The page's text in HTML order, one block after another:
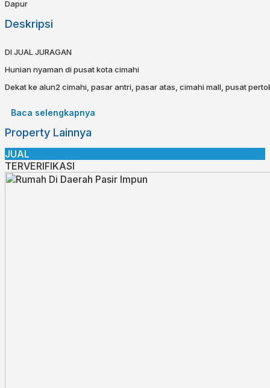
Dapur
Deskripsi
DI JUAL JURAGAN
Hunian nyaman di pusat kota cimahi
Dekat ke alun2 cimahi, pasar antri, pasar atas, cimahi mall, pusat
Unit terbatas
dapatkan discount promo
Spesifikasi :
Luas tanah 120
Luas bangunan 48
Kamar tidur 2
Baca selengkapnya
Property Lainnya
JUAL
TERVERIFIKASI